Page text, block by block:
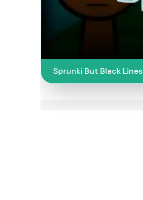
Sprunki But Black Lines